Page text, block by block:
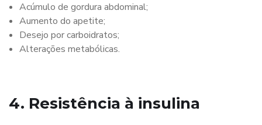
Acúmulo de gordura abdominal;
Aumento do apetite;
Desejo por carboidratos;
Alterações metabólicas.
4. Resistência à insulina